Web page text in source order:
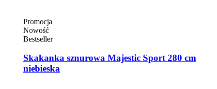
Promocja
Nowość
Bestseller
Skakanka sznurowa Majestic Sport 280 cm
niebieska